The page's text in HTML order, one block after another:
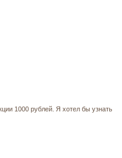
1000 рублей. Я хотел бы узнать